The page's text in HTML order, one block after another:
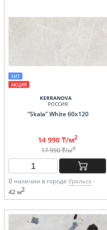
ХИТ
АКЦИЯ
KERRANOVA
РОССИЯ
"Skala" White 60х120
14 990 ₸/м2
17 990 ₸/м2
В наличии в городе Уральск-
42 м2